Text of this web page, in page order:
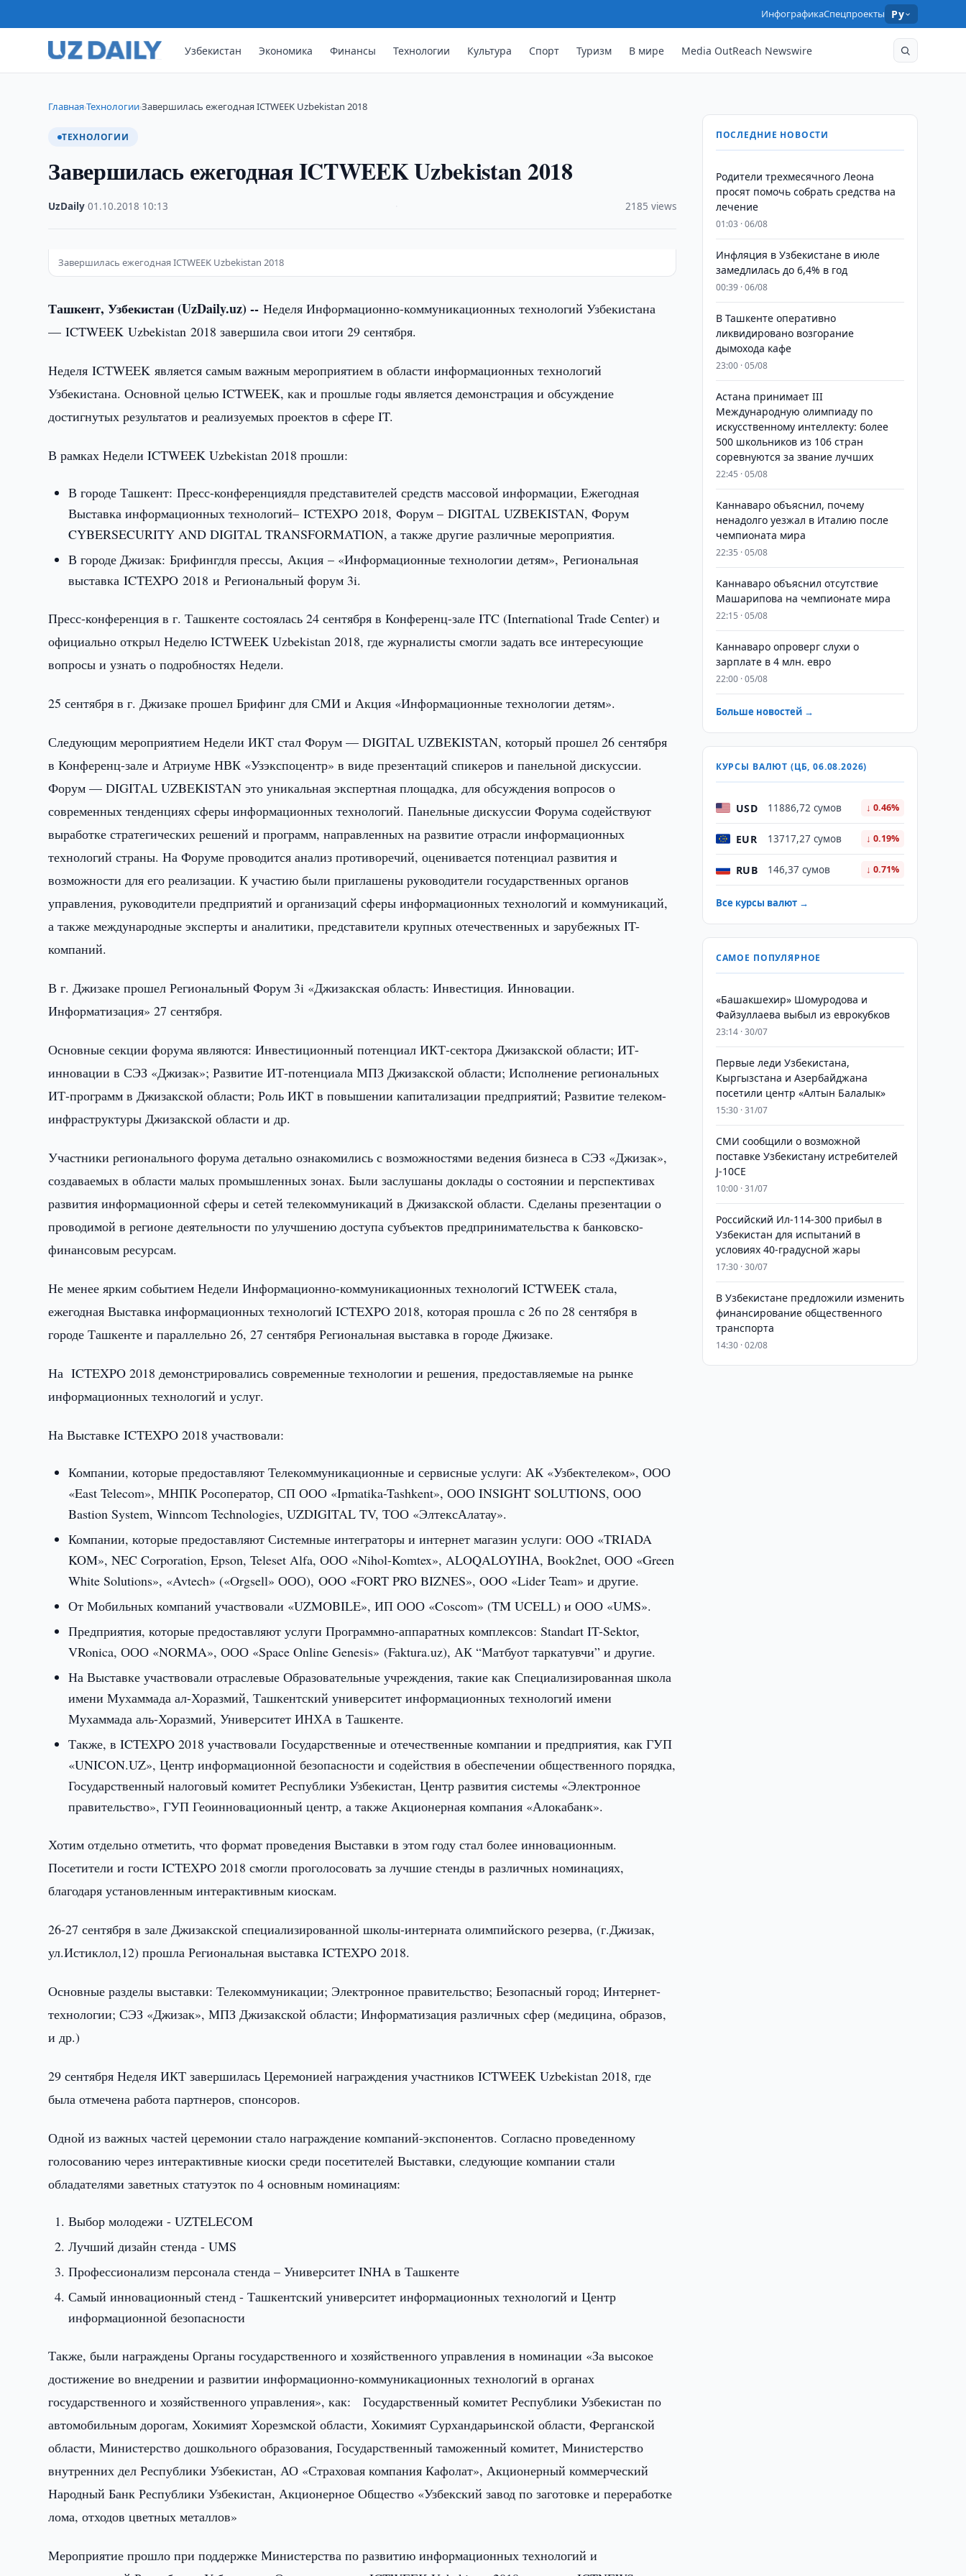
ИнфографикаСпецпроекты Ру
Узбекистан Экономика Финансы Технологии Культура Спорт Туризм В мире Media OutReach Newswire
Главная›Технологии›Завершилась ежегодная ICTWEEK Uzbekistan 2018
ТЕХНОЛОГИИ
Завершилась ежегодная ICTWEEK Uzbekistan 2018
UzDaily ·01.10.2018 10:13 2185 views
Завершилась ежегодная ICTWEEK Uzbekistan 2018
Ташкент, Узбекистан (UzDaily.uz) --Неделя Информационно-коммуникационных технологий Узбекистана
— ICTWEEK Uzbekistan 2018 завершила свои итоги 29 сентября.
Неделя ICTWEEK является самым важным мероприятием в области информационных технологий
Узбекистана. Основной целью ICTWEEK, как и прошлые годы является демонстрация и обсуждение
достигнутых результатов и реализуемых проектов в сфере IT.
В рамках Недели ICTWEEK Uzbekistan 2018 прошли:
В городе Ташкент: Пресс-конференциядля представителей средств массовой информации, Ежегодная
Выставка информационных технологий– ICTEXPO 2018, Форум – DIGITAL UZBEKISTAN, Форум
CYBERSECURITY AND DIGITAL TRANSFORMATION, а также другие различные мероприятия.
В городе Джизак: Брифингдля прессы, Акция – «Информационные технологии детям», Региональная
выставка ICTEXPO 2018 и Региональный форум 3i.
Пресс-конференция в г. Ташкенте состоялась 24 сентября в Конференц-зале ITC (International Trade Center) и
официально открыл Неделю ICTWEEK Uzbekistan 2018, где журналисты смогли задать все интересующие
вопросы и узнать о подробностях Недели.
25 сентября в г. Джизаке прошел Брифинг для СМИ и Акция «Информационные технологии детям».
Следующим мероприятием Недели ИКТ стал Форум — DIGITAL UZBEKISTAN, который прошел 26 сентября
в Конференц-зале и Атриуме НВК «Узэкспоцентр» в виде презентаций спикеров и панельной дискуссии.
Форум — DIGITAL UZBEKISTAN это уникальная экспертная площадка, для обсуждения вопросов о
современных тенденциях сферы информационных технологий. Панельные дискуссии Форума содействуют
выработке стратегических решений и программ, направленных на развитие отрасли информационных
технологий страны. На Форуме проводится анализ противоречий, оценивается потенциал развития и
возможности для его реализации. К участию были приглашены руководители государственных органов
управления, руководители предприятий и организаций сферы информационных технологий и коммуникаций,
а также международные эксперты и аналитики, представители крупных отечественных и зарубежных IT-
компаний.
В г. Джизаке прошел Региональный Форум 3i «Джизакская область: Инвестиция. Инновации.
Информатизация» 27 сентября.
Основные секции форума являются: Инвестиционный потенциал ИКТ-сектора Джизакской области; ИТ-
инновации в СЭЗ «Джизак»; Развитие ИТ-потенциала МПЗ Джизакской области; Исполнение региональных
ИТ-программ в Джизакской области; Роль ИКТ в повышении капитализации предприятий; Развитие телеком-
инфраструктуры Джизакской области и др.
Участники регионального форума детально ознакомились с возможностями ведения бизнеса в СЭЗ «Джизак»,
создаваемых в области малых промышленных зонах. Были заслушаны доклады о состоянии и перспективах
развития информационной сферы и сетей телекоммуникаций в Джизакской области. Сделаны презентации о
проводимой в регионе деятельности по улучшению доступа субъектов предпринимательства к банковско-
финансовым ресурсам.
Не менее ярким событием Недели Информационно-коммуникационных технологий ICTWEEK стала,
ежегодная Выставка информационных технологий ICTEXPO 2018, которая прошла с 26 по 28 сентября в
городе Ташкенте и параллельно 26, 27 сентября Региональная выставка в городе Джизаке.
На ICTEXPO 2018 демонстрировались современные технологии и решения, предоставляемые на рынке
информационных технологий и услуг.
На Выставке ICTEXPO 2018 участвовали:
Компании, которые предоставляют Телекоммуникационные и сервисные услуги: АК «Узбектелеком», ООО
«East Telecom», МНПК Росоператор, СП ООО «Ipmatika-Tashkent», ООО INSIGHT SOLUTIONS, ООО
Bastion System, Winncom Technologies, UZDIGITAL TV, ТОО «ЭлтексАлатау».
Компании, которые предоставляют Системные интеграторы и интернет магазин услуги: ООО «TRIADA
KOM», NEC Corporation, Epson, Teleset Alfa, ООО «Nihol-Komtex», ALOQALOYIHA, Book2net, ООО «Green
White Solutions», «Avtech» («Orgsell» ООО), OOO «FORT PRO BIZNES», OOO «Lider Team» и другие.
От Мобильных компаний участвовали «UZMOBILE», ИП ООО «Coscom» (TM UCELL) и ООО «UMS».
Предприятия, которые предоставляют услуги Программно-аппаратных комплексов: Standart IT-Sektor,
VRonica, ООО «NORMA», ООО «Space Online Genesis» (Faktura.uz), АК “Матбуот таркатувчи” и другие.
На Выставке участвовали отраслевые Образовательные учреждения, такие как Специализированная школа
имени Мухаммада ал-Хоразмий, Ташкентский университет информационных технологий имени
Мухаммада аль-Хоразмий, Университет ИНХА в Ташкенте.
Также, в ICTEXPO 2018 участвовали Государственные и отечественные компании и предприятия, как ГУП
«UNICON.UZ», Центр информационной безопасности и содействия в обеспечении общественного порядка,
Государственный налоговый комитет Республики Узбекистан, Центр развития системы «Электронное
правительство», ГУП Геоинновационный центр, а также Акционерная компания «Алокабанк».
Хотим отдельно отметить, что формат проведения Выставки в этом году стал более инновационным.
Посетители и гости ICTEXPO 2018 смогли проголосовать за лучшие стенды в различных номинациях,
благодаря установленным интерактивным киоскам.
26-27 сентября в зале Джизакской специализированной школы-интерната олимпийского резерва, (г.Джизак,
ул.Истиклол,12) прошла Региональная выставка ICTEXPO 2018.
Основные разделы выставки: Телекоммуникации; Электронное правительство; Безопасный город; Интернет-
технологии; СЭЗ «Джизак», МПЗ Джизакской области; Информатизация различных сфер (медицина, образов,
и др.)
29 сентября Неделя ИКТ завершилась Церемонией награждения участников ICTWEEK Uzbekistan 2018, где
была отмечена работа партнеров, спонсоров.
Одной из важных частей церемонии стало награждение компаний-экспонентов. Согласно проведенному
голосованию через интерактивные киоски среди посетителей Выставки, следующие компании стали
обладателями заветных статуэток по 4 основным номинациям:
Выбор молодежи - UZTELECOM
Лучший дизайн стенда - UMS
Профессионализм персонала стенда – Университет INHA в Ташкенте
Самый инновационный стенд - Ташкентский университет информационных технологий и Центр
информационной безопасности
Также, были награждены Органы государственного и хозяйственного управления в номинации «За высокое
достижение во внедрении и развитии информационно-коммуникационных технологий в органах
государственного и хозяйственного управления», как: Государственный комитет Республики Узбекистан по
автомобильным дорогам, Хокимият Хорезмской области, Хокимият Сурхандарьинской области, Ферганской
области, Министерство дошкольного образования, Государственный таможенный комитет, Министерство
внутренних дел Республики Узбекистан, АО «Страховая компания Кафолат», Акционерный коммерческий
Народный Банк Республики Узбекистан, Акционерное Общество «Узбекский завод по заготовке и переработке
лома, отходов цветных металлов»
Мероприятие прошло при поддержке Министерства по развитию информационных технологий и
ПОСЛЕДНИЕ НОВОСТИ
Родители трехмесячного Леона
просят помочь собрать средства на
лечение
01:03 · 06/08
Инфляция в Узбекистане в июле
замедлилась до 6,4% в год
00:39 · 06/08
В Ташкенте оперативно
ликвидировано возгорание
дымохода кафе
23:00 · 05/08
Астана принимает III
Международную олимпиаду по
искусственному интеллекту: более
500 школьников из 106 стран
соревнуются за звание лучших
22:45 · 05/08
Каннаваро объяснил, почему
ненадолго уезжал в Италию после
чемпионата мира
22:35 · 05/08
Каннаваро объяснил отсутствие
Машарипова на чемпионате мира
22:15 · 05/08
Каннаваро опроверг слухи о
зарплате в 4 млн. евро
22:00 · 05/08
Больше новостей →
КУРСЫ ВАЛЮТ (ЦБ, 06.08.2026)
USD 11886,72 сумов ↓ 0.46%
EUR 13717,27 сумов ↓ 0.19%
RUB 146,37 сумов ↓ 0.71%
Все курсы валют →
САМОЕ ПОПУЛЯРНОЕ
«Башакшехир» Шомуродова и
Файзуллаева выбыл из еврокубков
23:14 · 30/07
Первые леди Узбекистана,
Кыргызстана и Азербайджана
посетили центр «Алтын Балалык»
15:30 · 31/07
СМИ сообщили о возможной
поставке Узбекистану истребителей
J-10CE
10:00 · 31/07
Российский Ил-114-300 прибыл в
Узбекистан для испытаний в
условиях 40-градусной жары
17:30 · 30/07
В Узбекистане предложили изменить
финансирование общественного
транспорта
14:30 · 02/08